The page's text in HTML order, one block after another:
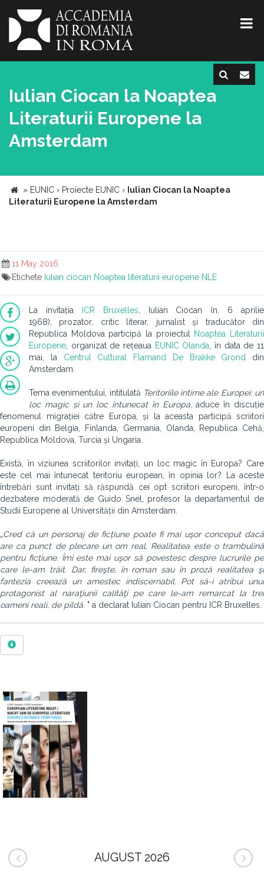
Iulian Ciocan la Noaptea
Literaturii Europene la
Amsterdam
» EUNIC › Proiecte EUNIC › Iulian Ciocan la Noaptea
Literaturii Europene la Amsterdam
11 May 2016
Etichete Iulian ciocan Noaptea literaturii europene NLE
La invitația ICR Bruxelles , Iulian Ciocan (n. 6 aprilie
1968), prozator, critic literar, jurnalist și traducător din
Republica Moldova participă la proiectul
Noaptea Literaturii
Europene , organizat de rețeaua EUNIC Olanda , în data de 11
mai, la Centrul Cultural Flamand De Brakke Grond
din
Amsterdam.
Tema evenimentului, intitulată Teritoriile intime ale Europei: un
loc magic și un loc întunecat în Europa, aduce în discuție
fenomenul migrației către Europa, și la aceasta participă scriitori
europeni din Belgia, Finlanda, Germania, Olanda, Republica Cehă,
Republica Moldova, Turcia și Ungaria.
Există, în viziunea scriitorilor invitați, un loc magic în Europa? Care
este cel mai întunecat teritoriu european, în opinia lor? La aceste
întrebări sunt invitați să răspundă cei opt scriitori europeni, într-o
dezbatere moderată de Guido Snel, profesor la departamentul de
Studii Europene al Universității din Amsterdam.
„Cred că un personaj de ficțiune poate fi mai uşor conceput dacă
are ca punct de plecare un om real. Realitatea este o trambulină
pentru ficțiune. Îmi este mai uşor să povestesc despre lucrurile pe
care le-am trăit. Dar, fireşte, în roman sau în proză realitatea şi
fantezia creează un amestec indiscernabil. Pot să-i atribui unui
protagonist al naraţiunii calităţi pe care le-am remarcat la trei
oameni reali, de pildă . " a declarat Iulian Ciocan pentru ICR Bruxelles.
AUGUST 2026